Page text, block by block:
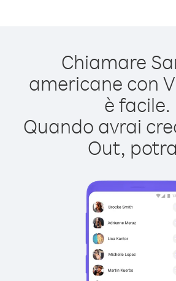
Chiamare
americane con
è facile.
Quando avrai
Out,